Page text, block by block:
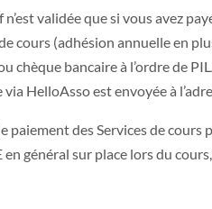
validée que si vous avez
cours (adhésion annuelle en
bancaire à l’ordre de
HelloAsso est envoyée à
des Services de
général sur place lors du